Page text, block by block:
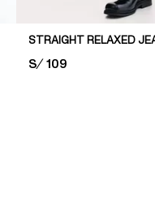
STRAIGHT RELAXED
PRICE:
S/ 109